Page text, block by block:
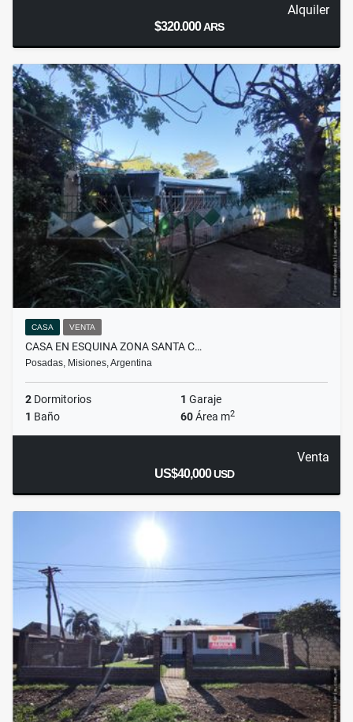
Alquiler
$320.000ARS
CASA VENTA
CASA EN ESQUINA ZONA SANTA C…
Posadas, Misiones, Argentina
2 Dormitorios 1 Garaje
1 Baño 60Área m2
Venta
US$40,000USD